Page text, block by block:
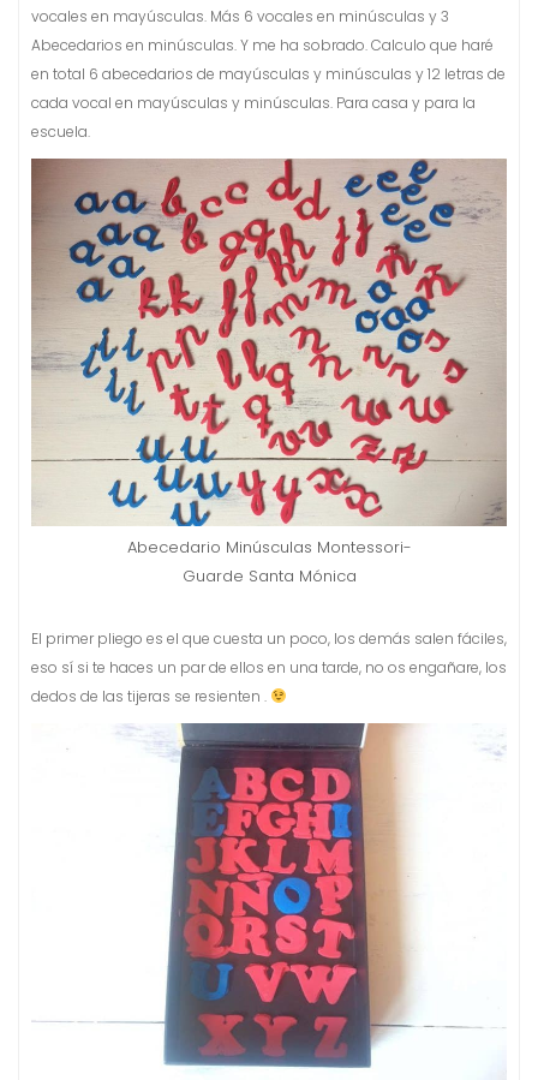
vocales en mayúsculas. Más 6 vocales en minúsculas y 3
Abecedarios en minúsculas. Y me ha sobrado. Calculo que haré
en total 6 abecedarios de mayúsculas y minúsculas y 12 letras de
cada vocal en mayúsculas y minúsculas. Para casa y para la
escuela.
Abecedario Minúsculas Montessori-
Guarde Santa Mónica
El primer pliego es el que cuesta un poco, los demás salen fáciles,
eso sí si te haces un par de ellos en una tarde, no os engañare, los
dedos de las tijeras se resienten .